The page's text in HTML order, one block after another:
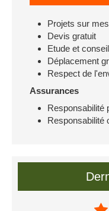
Projets sur
Devis gratuit
Etude et
Déplacement
Respect de
Assurances
Responsabilité
Responsabilité